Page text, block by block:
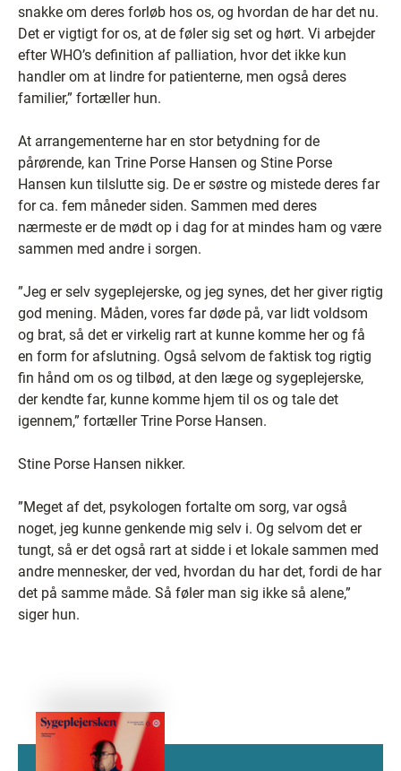
snakke om deres forløb hos os, og hvordan de har det nu.
Det er vigtigt for os, at de føler sig set og hørt. Vi arbejder
efter WHO’s definition af palliation, hvor det ikke kun
handler om at lindre for patienterne, men også deres
familier,” fortæller hun.
At arrangementerne har en stor betydning for de
pårørende, kan Trine Porse Hansen og Stine Porse
Hansen kun tilslutte sig. De er søstre og mistede deres far
for ca. fem måneder siden. Sammen med deres
nærmeste er de mødt op i dag for at mindes ham og være
sammen med andre i sorgen.
”Jeg er selv sygeplejerske, og jeg synes, det her giver rigtig
god mening. Måden, vores far døde på, var lidt voldsom
og brat, så det er virkelig rart at kunne komme her og få
en form for afslutning. Også selvom de faktisk tog rigtig
fin hånd om os og tilbød, at den læge og sygeplejerske,
der kendte far, kunne komme hjem til os og tale det
igennem,” fortæller Trine Porse Hansen.
Stine Porse Hansen nikker.
”Meget af det, psykologen fortalte om sorg, var også
noget, jeg kunne genkende mig selv i. Og selvom det er
tungt, så er det også rart at sidde i et lokale sammen med
andre mennesker, der ved, hvordan du har det, fordi de har
det på samme måde. Så føler man sig ikke så alene,”
siger hun.